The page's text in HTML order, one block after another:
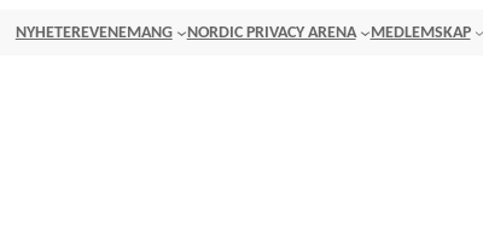
NYHETEREVENEMANG NORDIC PRIVACY ARENA MEDLEMSKAP